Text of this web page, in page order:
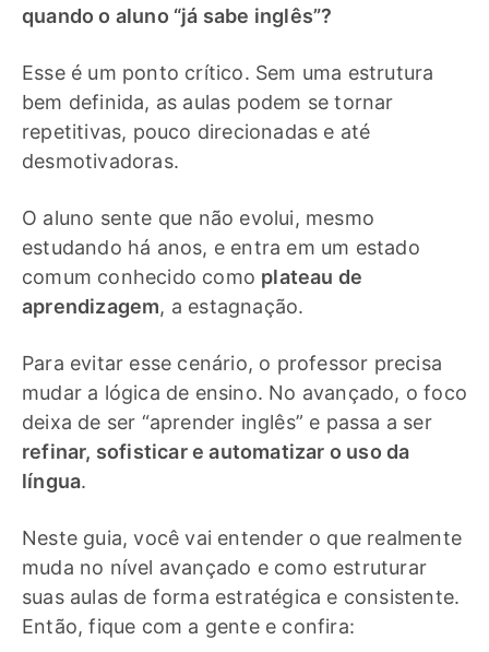
quando o aluno “já sabe inglês”?
Esse é um ponto crítico. Sem uma estrutura
bem definida, as aulas podem se tornar
repetitivas, pouco direcionadas e até
desmotivadoras.
O aluno sente que não evolui, mesmo
estudando há anos, e entra em um estado
comum conhecido como plateau de
aprendizagem, a estagnação.
Para evitar esse cenário, o professor precisa
mudar a lógica de ensino. No avançado, o foco
deixa de ser “aprender inglês” e passa a ser
refinar, sofisticar e automatizar o uso da
língua.
Neste guia, você vai entender o que realmente
muda no nível avançado e como estruturar
suas aulas de forma estratégica e consistente.
Então, fique com a gente e confira: